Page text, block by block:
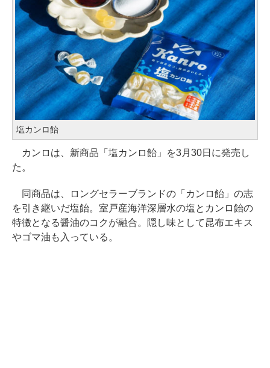
塩カンロ飴
カンロは、新商品「塩カンロ飴」を3月30日に発売し
た。
同商品は、ロングセラーブランドの「カンロ飴」の志
を引き継いだ塩飴。室戸産海洋深層水の塩とカンロ飴の
特徴となる醤油のコクが融合。隠し味として昆布エキス
やゴマ油も入っている。